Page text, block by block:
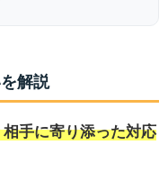
解説
手に寄り添った対応